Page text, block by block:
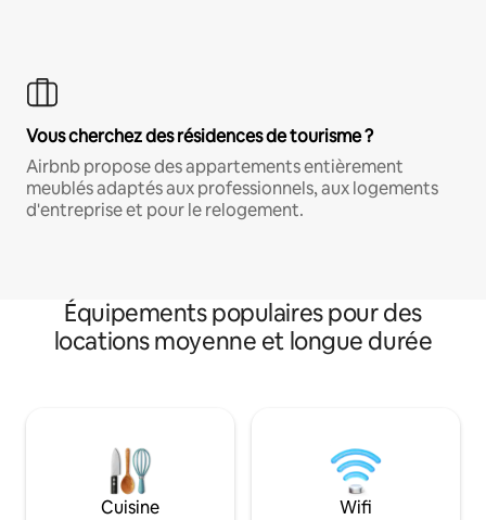
Vous cherchez des résidences de tourisme ?
Airbnb propose des appartements entièrement
meublés adaptés aux professionnels, aux logements
d'entreprise et pour le relogement.
Équipements populaires pour des
locations moyenne et longue durée
Cuisine Wifi